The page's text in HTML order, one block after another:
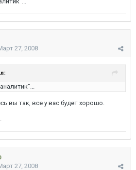
27, 2008
вы так, все у вас будет хорошо.
27, 2008